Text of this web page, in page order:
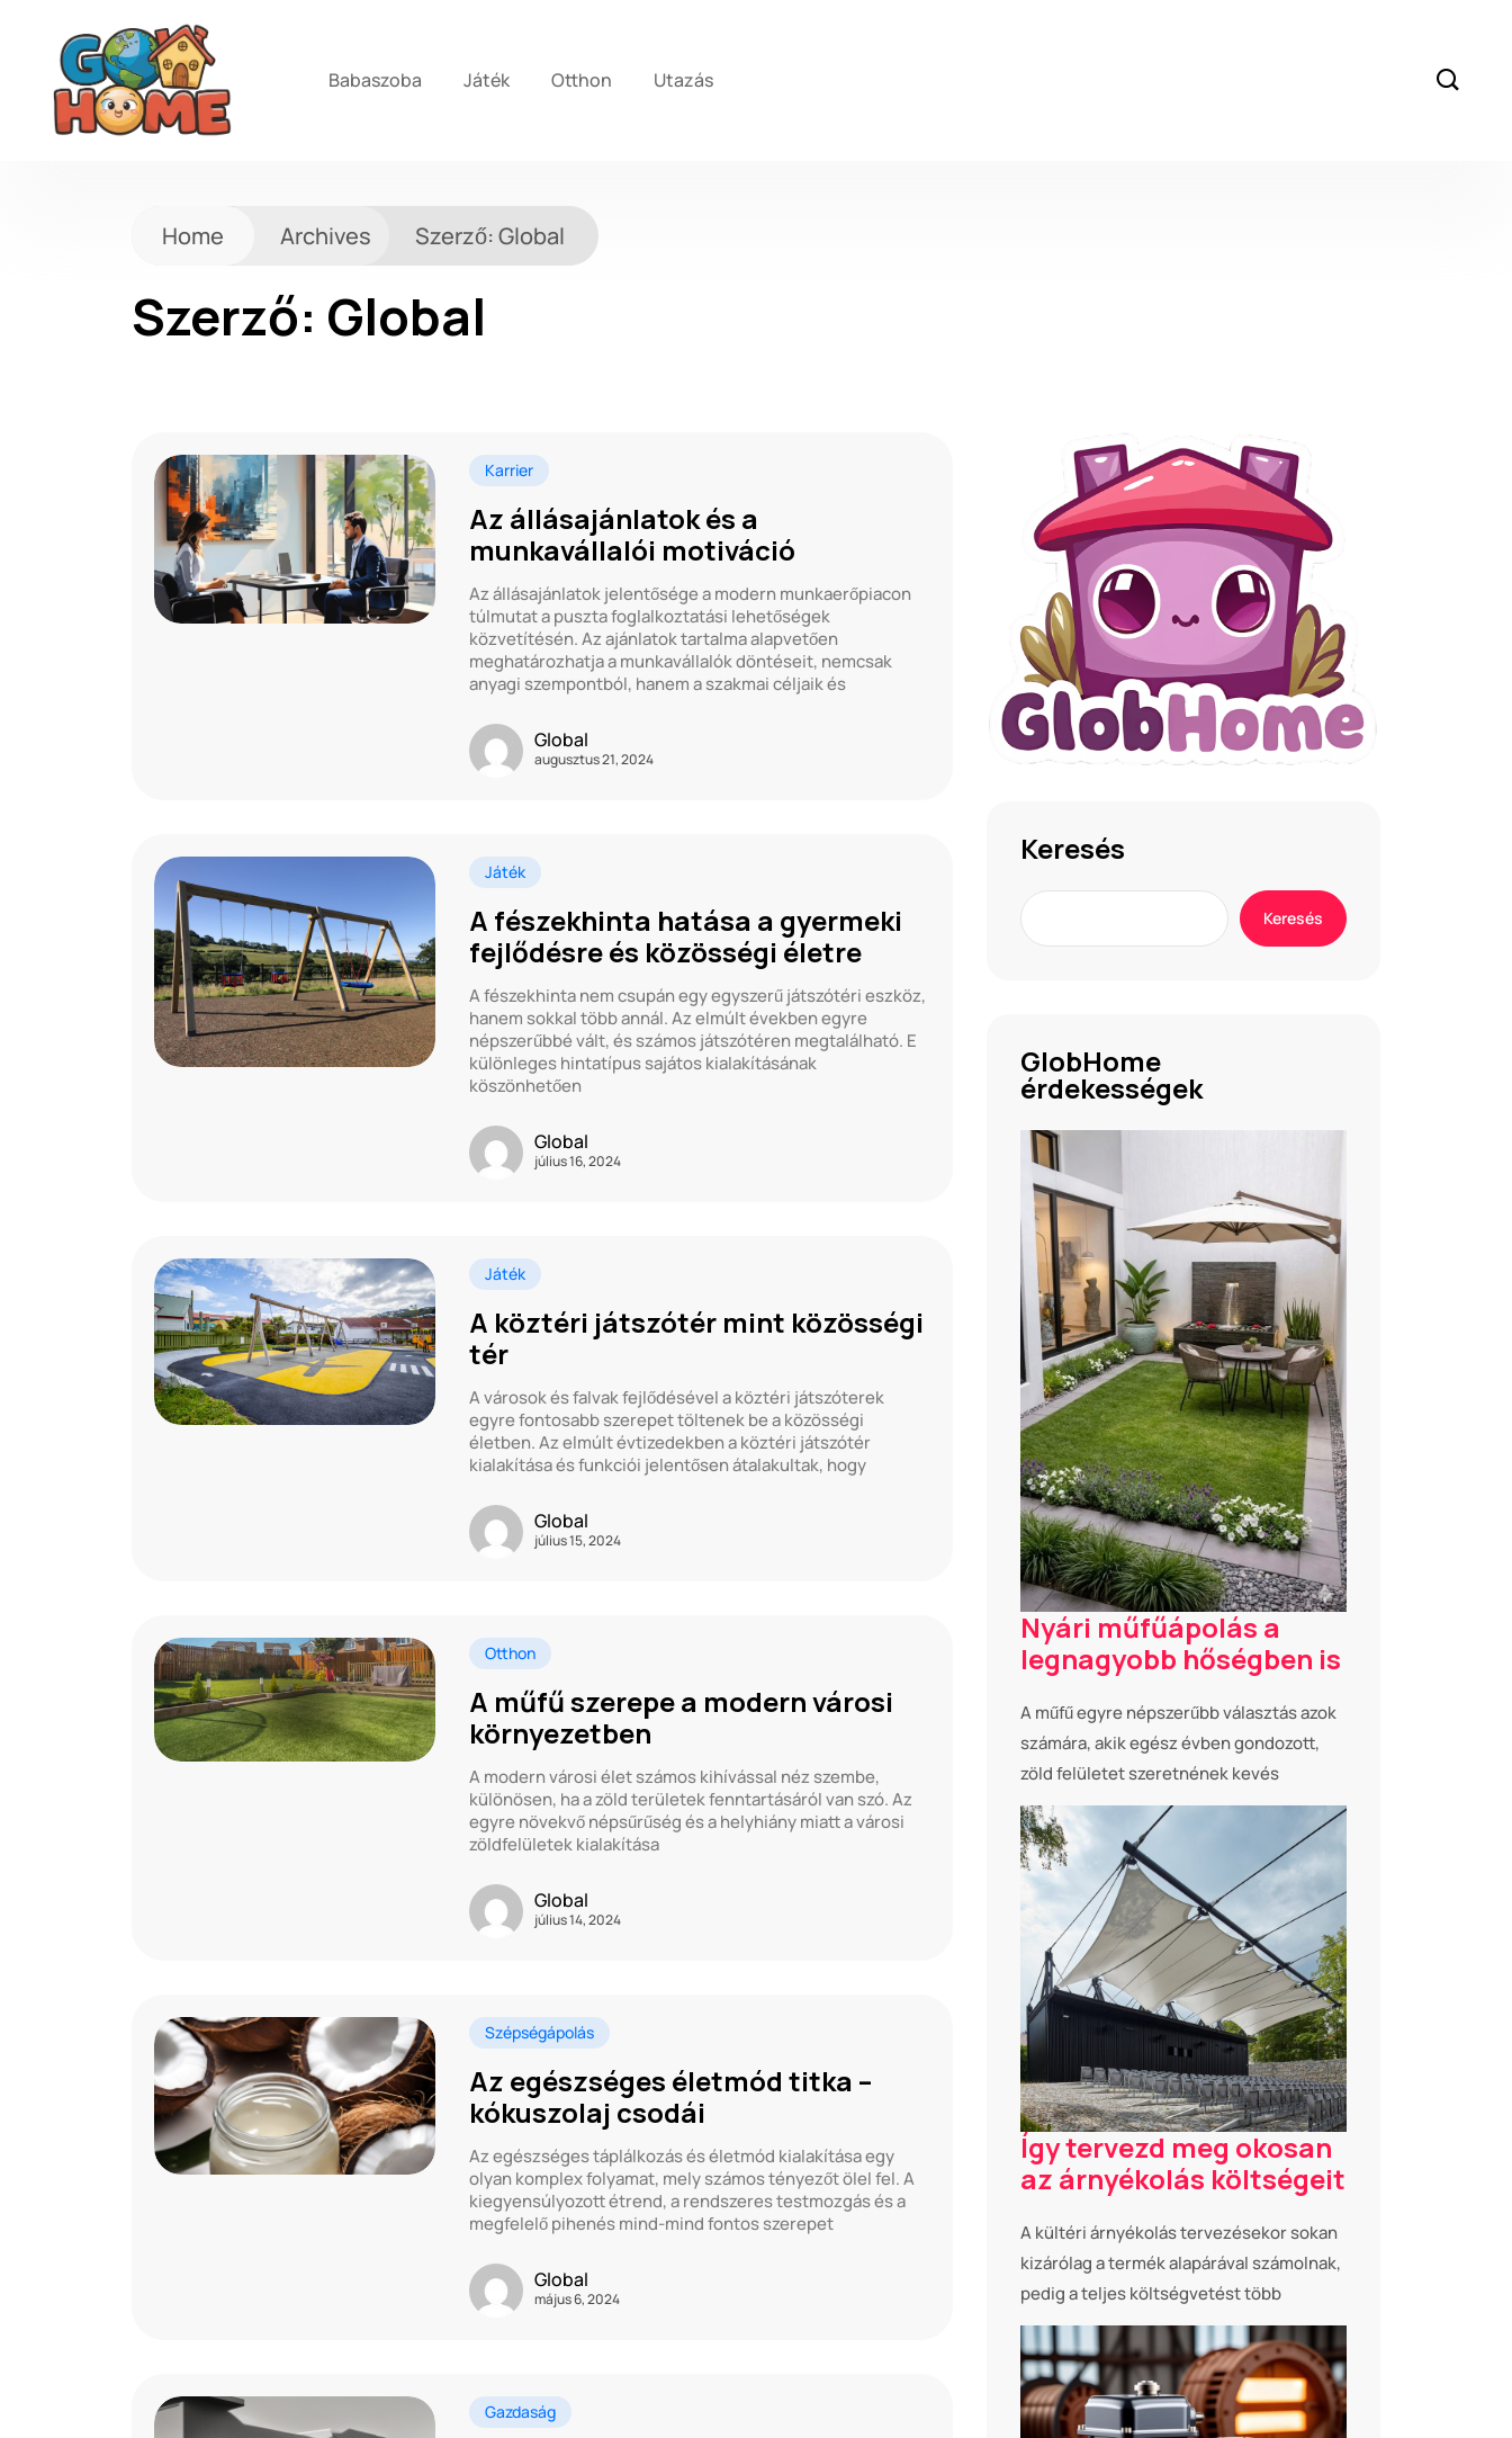
Babaszoba Játék Otthon Utazás
Home Archives Szerző:Global
Szerző: Global
Karrier
Az állásajánlatok és a
munkavállalói motiváció
Az állásajánlatok jelentősége a modern munkaerőpiacon
túlmutat a puszta foglalkoztatási lehetőségek
közvetítésén. Az ajánlatok tartalma alapvetően
meghatározhatja a munkavállalók döntéseit, nemcsak
anyagi szempontból, hanem a szakmai céljaik és
Global
augusztus 21, 2024
Játék
A fészekhinta hatása a gyermeki
fejlődésre és közösségi életre
A fészekhinta nem csupán egy egyszerű játszótéri eszköz,
hanem sokkal több annál. Az elmúlt években egyre
népszerűbbé vált, és számos játszótéren megtalálható. E
különleges hintatípus sajátos kialakításának
köszönhetően
Global
július 16, 2024
Játék
A köztéri játszótér mint közösségi
tér
A városok és falvak fejlődésével a köztéri játszóterek
egyre fontosabb szerepet töltenek be a közösségi
életben. Az elmúlt évtizedekben a köztéri játszótér
kialakítása és funkciói jelentősen átalakultak, hogy
Global
július 15, 2024
Otthon
A műfű szerepe a modern városi
környezetben
A modern városi élet számos kihívással néz szembe,
különösen, ha a zöld területek fenntartásáról van szó. Az
egyre növekvő népsűrűség és a helyhiány miatt a városi
zöldfelületek kialakítása
Global
július 14, 2024
Szépségápolás
Az egészséges életmód titka –
kókuszolaj csodái
Az egészséges táplálkozás és életmód kialakítása egy
olyan komplex folyamat, mely számos tényezőt ölel fel. A
kiegyensúlyozott étrend, a rendszeres testmozgás és a
megfelelő pihenés mind-mind fontos szerepet
Global
május 6, 2024
Gazdaság
Keresés
Keresés
GlobHome
érdekességek
Nyári műfűápolás a
legnagyobb hőségben is
A műfű egyre népszerűbb választás azok
számára, akik egész évben gondozott,
zöld felületet szeretnének kevés
Így tervezd meg okosan
az árnyékolás költségeit
A kültéri árnyékolás tervezésekor sokan
kizárólag a termék alapárával számolnak,
pedig a teljes költségvetést több